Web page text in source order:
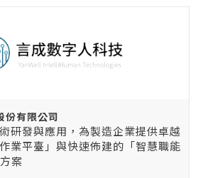
份有限公司
研發與應用，為製造企業提供卓越
業平臺」與快速佈建的「智慧職能
案